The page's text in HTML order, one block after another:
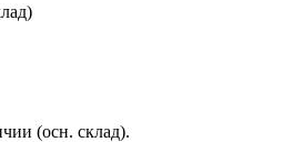
(осн. склад).